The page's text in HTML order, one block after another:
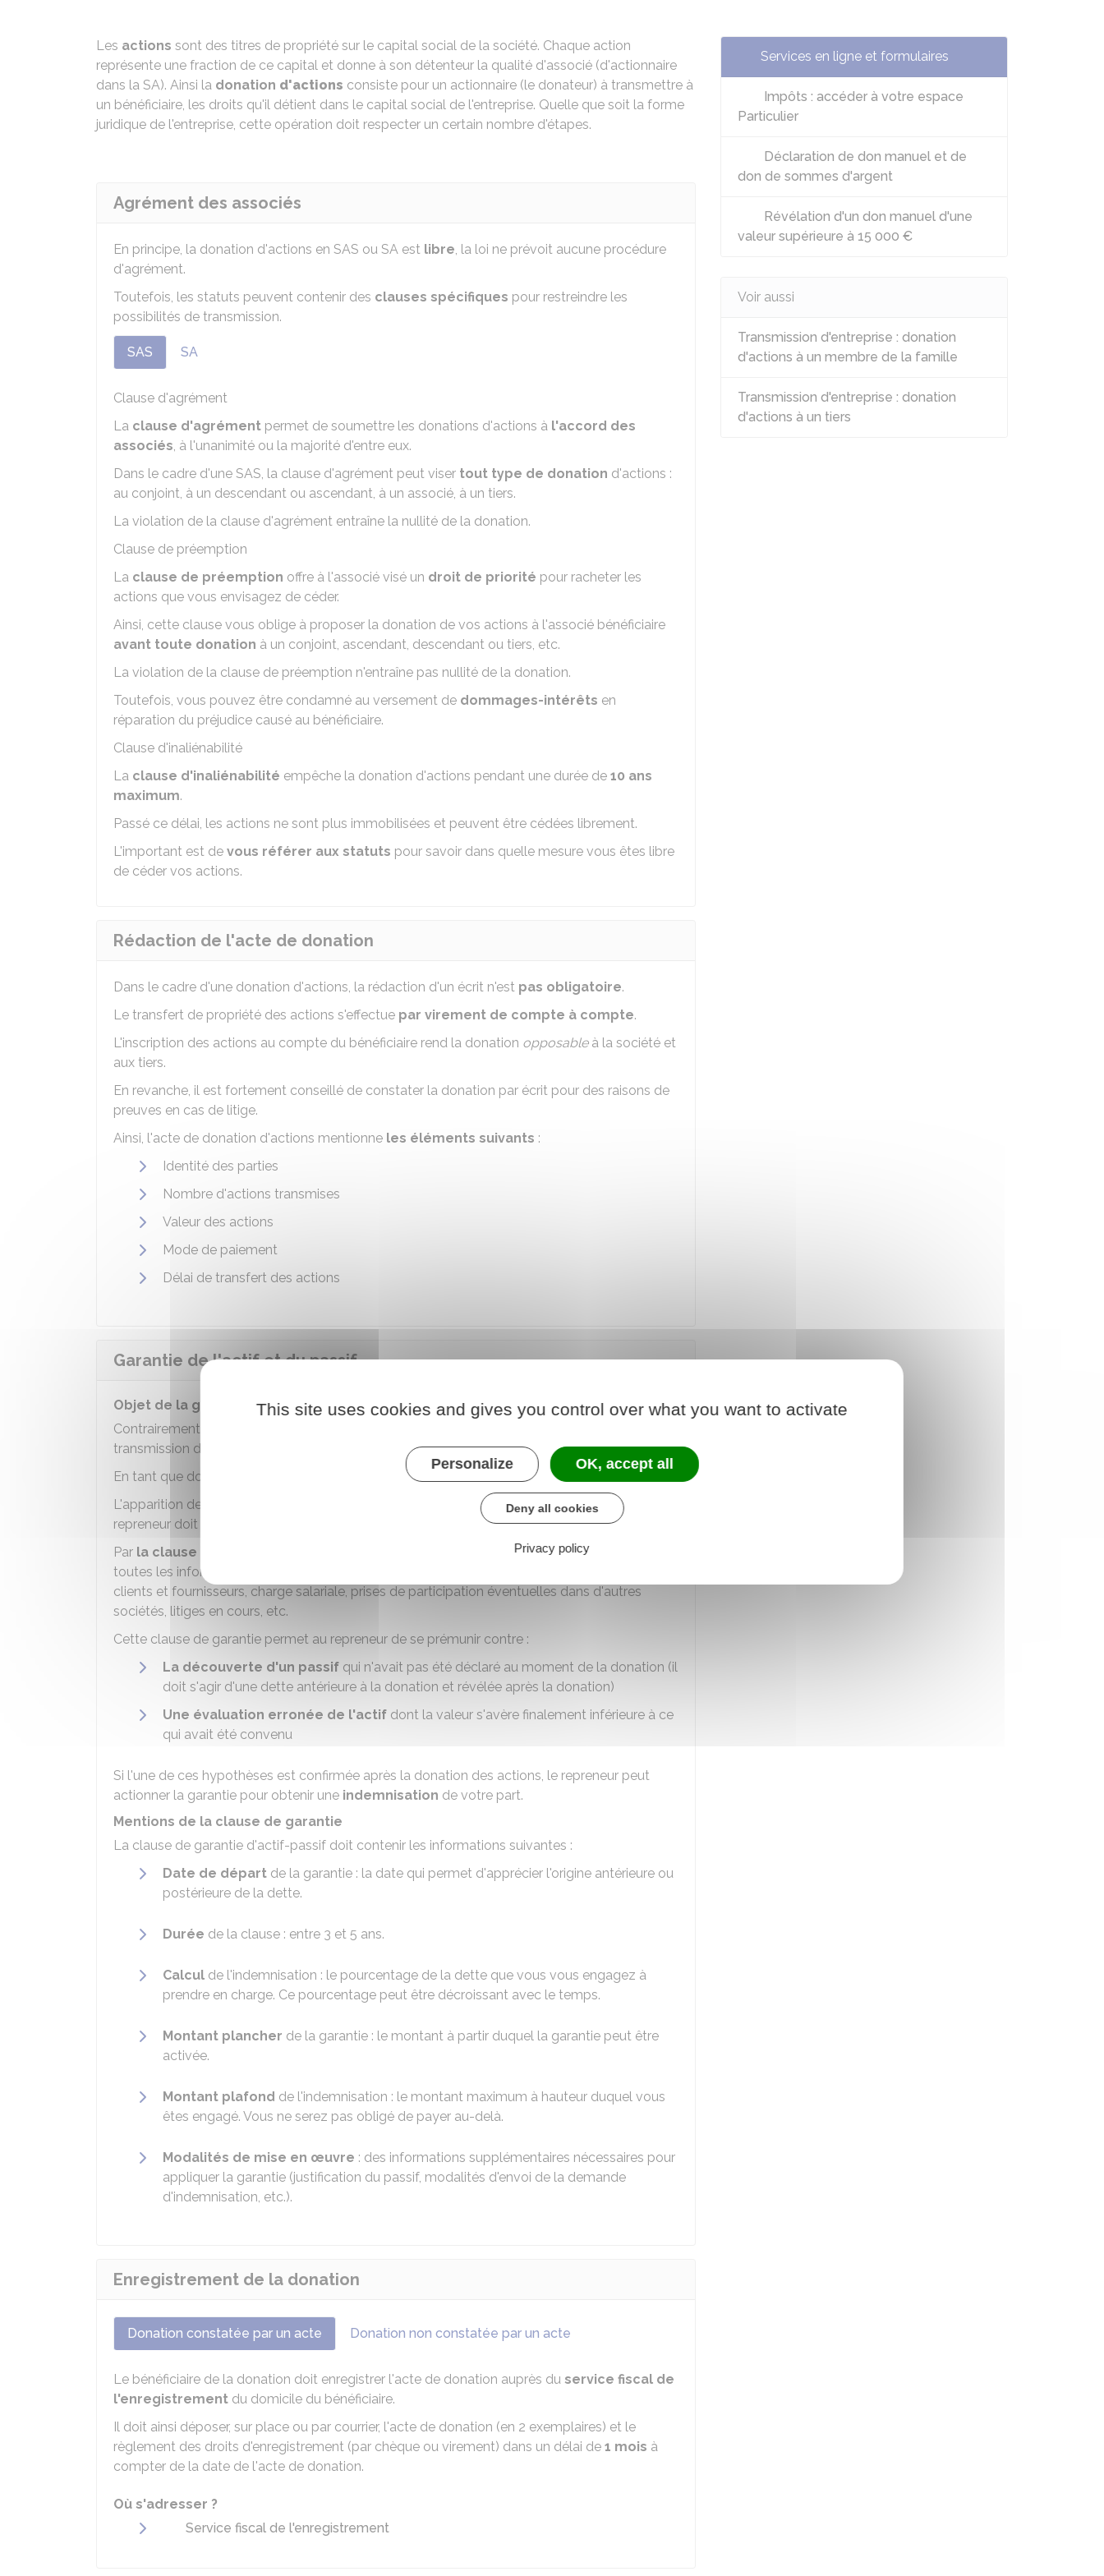
Les actions sont des titres de propriété sur le capital social de la société. Chaque action
représente une fraction de ce capital et donne à son détenteur la qualité d'associé (d'actionnaire
dans la SA). Ainsi la donation d'actions consiste pour un actionnaire (le donateur) à transmettre à
un bénéficiaire, les droits qu'il détient dans le capital social de l'entreprise. Quelle que soit la forme
juridique de l'entreprise, cette opération doit respecter un certain nombre d'étapes.
Agrément des associés
En principe, la donation d'actions en SAS ou SA est libre, la loi ne prévoit aucune procédure
d'agrément.
Toutefois, les statuts peuvent contenir des clauses spécifiques pour restreindre les
possibilités de transmission.
SAS SA
Clause d'agrément
La clause d'agrément permet de soumettre les donations d'actions à l'accord des
associés, à l'unanimité ou la majorité d'entre eux.
Dans le cadre d'une SAS, la clause d'agrément peut viser tout type de donation d'actions :
au conjoint, à un descendant ou ascendant, à un associé, à un tiers.
La violation de la clause d'agrément entraîne la nullité de la donation.
Clause de préemption
La clause de préemption offre à l'associé visé un droit de priorité pour racheter les
actions que vous envisagez de céder.
Ainsi, cette clause vous oblige à proposer la donation de vos actions à l'associé bénéficiaire
avant toute donation à un conjoint, ascendant, descendant ou tiers, etc.
La violation de la clause de préemption n'entraîne pas nullité de la donation.
Toutefois, vous pouvez être condamné au versement de dommages-intérêts en
réparation du préjudice causé au bénéficiaire.
Clause d'inaliénabilité
La clause d'inaliénabilité empêche la donation d'actions pendant une durée de 10 ans
maximum.
Passé ce délai, les actions ne sont plus immobilisées et peuvent être cédées librement.
L'important est de vous référer aux statuts pour savoir dans quelle mesure vous êtes libre
de céder vos actions.
Rédaction de l'acte de donation
Dans le cadre d'une donation d'actions, la rédaction d'un écrit n'est pas obligatoire.
Le transfert de propriété des actions s'effectue par virement de compte à compte.
L'inscription des actions au compte du bénéficiaire rend la donation opposableà la société et
aux tiers.
En revanche, il est fortement conseillé de constater la donation par écrit pour des raisons de
preuves en cas de litige.
Ainsi, l'acte de donation d'actions mentionne les éléments suivants :
Identité des parties
Nombre d'actions transmises
Valeur des actions
Mode de paiement
Délai de transfert des actions
Garantie de l'actif et du passif
Objet de la garantie
Contrairement à la vente du seul fonds de commerce, la donation d'actions implique la
transmission de l'actif,
(les dettes) de l'entreprise.
En tant que donateur, vous cédez vos droits et vos devoirs.
L'apparition de dettes inconnues au moment de la donation est un risque majeur que le
repreneur doit éviter pour assurer la pérennité de l'entreprise.
Par la clause de garantie d'actif-passif
, vous vous engagez à garantir l'exactitude de
toutes les informations fournies au repreneur : activité de l'entreprise, comptes sociaux,
clients et fournisseurs, charge salariale, prises de participation éventuelles dans d'autres
sociétés, litiges en cours, etc.
Cette clause de garantie permet au repreneur de se prémunir contre :
La découverte d'un passif qui n'avait pas été déclaré au moment de la donation (il
doit s'agir d'une dette antérieure à la donation et révélée après la donation)
Une évaluation erronée de l'actif dont la valeur s'avère finalement inférieure à ce
qui avait été convenu
Si l'une de ces hypothèses est confirmée après la donation des actions, le repreneur peut
actionner la garantie pour obtenir une indemnisation de votre part.
Mentions de la clause de garantie
La clause de garantie d'actif-passif doit contenir les informations suivantes :
Date de départ de la garantie : la date qui permet d'apprécier l'origine antérieure ou
postérieure de la dette.
Durée de la clause : entre 3 et 5 ans.
Calcul de l'indemnisation : le pourcentage de la dette que vous vous engagez à
prendre en charge. Ce pourcentage peut être décroissant avec le temps.
Montant plancher de la garantie : le montant à partir duquel la garantie peut être
activée.
Montant plafond de l'indemnisation : le montant maximum à hauteur duquel vous
êtes engagé. Vous ne serez pas obligé de payer au-delà.
Modalités de mise en œuvre : des informations supplémentaires nécessaires pour
appliquer la garantie (justification du passif, modalités d'envoi de la demande
d'indemnisation, etc.).
Enregistrement de la donation
Donation constatée par un acte Donation non constatée par un acte
Le bénéficiaire de la donation doit enregistrer l'acte de donation auprès du service fiscal de
l'enregistrement du domicile du bénéficiaire.
Il doit ainsi déposer, sur place ou par courrier, l'acte de donation (en 2 exemplaires) et le
règlement des droits d'enregistrement (par chèque ou virement) dans un délai de 1 mois à
compter de la date de l'acte de donation.
Où s'adresser ?
Service fiscal de l'enregistrement
Services en ligne et formulaires
Impôts : accéder à votre espace
Particulier
Déclaration de don manuel et de
don de sommes d'argent
Révélation d'un don manuel d'une
valeur supérieure à 15 000 €
Voir aussi
Transmission d'entreprise : donation
d'actions à un membre de la famille
Transmission d'entreprise : donation
d'actions à un tiers
This site uses cookies and gives you control over what you want to activate
Personalize OK, accept all
Deny all cookies
Privacy policy